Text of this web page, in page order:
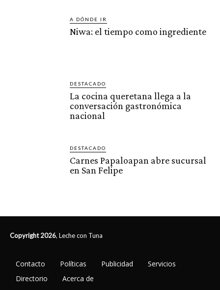
A DÓNDE IR
Niwa: el tiempo como ingrediente
DESTACADO
La cocina queretana llega a la
conversación gastronómica
nacional
DESTACADO
Carnes Papaloapan abre sucursal
en San Felipe
Copyright 2026, Leche con Tuna
Contacto Políticas Publicidad
Servicios
Directorio
Acerca de